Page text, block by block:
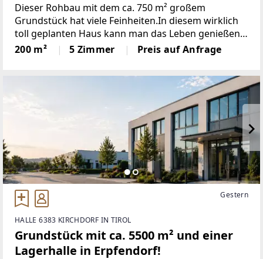
Dieser Rohbau mit dem ca. 750 m² großem
Grundstück hat viele Feinheiten.In diesem wirklich
toll geplanten Haus kann man das Leben genießen.
Nähere Informationen und eine Besichtigung
erhalten Sie gerne bei Frau Franziska Pichler unter
200 m² 5 Zimmer Preis auf Anfrage
Gestern
HALLE 6383 KIRCHDORF IN TIROL
Grundstück mit ca. 5500 m² und einer
Lagerhalle in Erpfendorf!